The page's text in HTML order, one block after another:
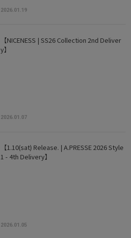
2026.01.19
【NICENESS | SS26 Collection 2nd Deliver
y】
2026.01.07
【1.10(sat) Release. | A.PRESSE 2026 Style
1 - 4th Delivery】
2026.01.05